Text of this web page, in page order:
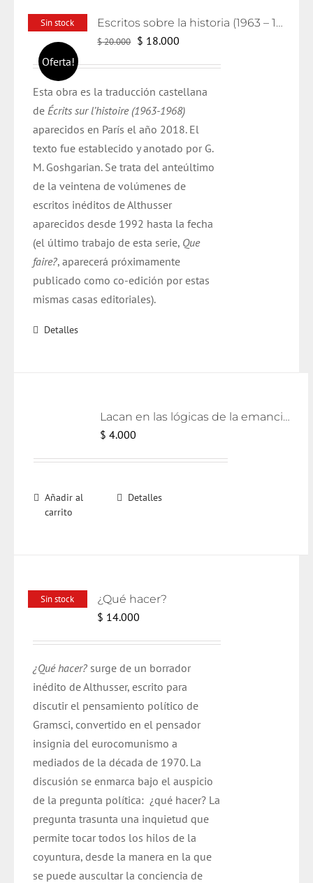
Sin stock
Oferta!
Escritos sobre la historia (1963 – 1986)
$20.000 El
era:
$ 20.000.
$ 18.000
es:
$ 18.000.
Esta obra es la traducción castellana
deÉcrits surl’histoire(1963-1968)
aparecidos en París el año 2018. El
textofueestablecido y anotado por G.
M. Goshgarian. Se trata del anteúltimo
de la veintena de volúmenes de
escritos inéditos deAlthusser
aparecidos desde 1992 hasta la fecha
(el último trabajo de esta serie, Que
faire?, aparecerá próximamente
publicado comoco-edición por estas
mismas casas editoriales).
Detalles
Lacan en las lógicas de la emancipación [eBook]
$ 4.000
Añadir al
carrito
Detalles
Sin stock ¿Qué hacer?
$ 14.000
¿Qué hacer? surge de un borrador
inédito de Althusser, escrito para
discutir el pensamiento político de
Gramsci, convertido en el pensador
insignia del eurocomunismo a
mediados de la década de 1970. La
discusión se enmarca bajo el auspicio
de la pregunta política: ¿qué hacer? La
pregunta trasunta una inquietud que
permite tocar todos los hilos de la
coyuntura, desde la manera en la que
se puede auscultar la conciencia de